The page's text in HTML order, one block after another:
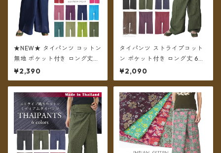
★NEW★ タイパンツ コットン
無地 ポケット付き ロング丈
【メール便送料無料】
¥2,390
タイパンツ ストライプコット
ン ポケット付き ロング丈 6カ
ラー【メール便送料無料】
¥2,090